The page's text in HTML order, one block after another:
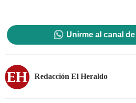
Unirme al canal
Redacción El Heraldo